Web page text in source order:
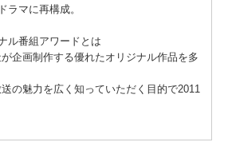
ラマに再構成。
ル番組アワードとは
企画制作する優れたオリジナル作品を多
の魅力を広く知っていただく目的で2011